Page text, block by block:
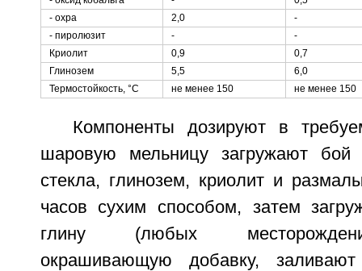
- охра
2,0
-
- пиролюзит
-
-
Криолит
0,9
0,7
Глинозем
5,5
6,0
Термостойкость, °С
не менее 150 не менее 150
Компоненты дозируют в
шаровую мельницу загружают бой
стекла, глинозем, криолит и
часов сухим способом, затем
глину (любых
окрашивающую добавку,